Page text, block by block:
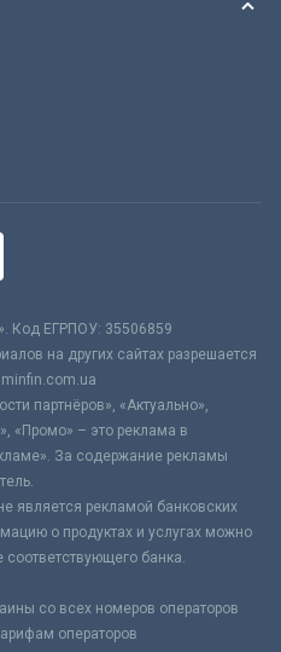
Код ЕГРПОУ: 35506859
на других сайтах разрешается
партнёров», «Актуально»,
«Промо» – это реклама в
За содержание рекламы
является рекламой банковских
о продуктах и услугах можно
банка.
со всех номеров операторов
операторов